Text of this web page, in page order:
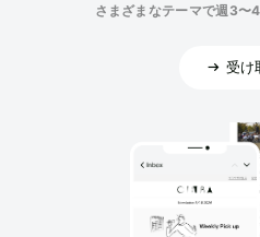
さまざまなテーマで週3〜
受け